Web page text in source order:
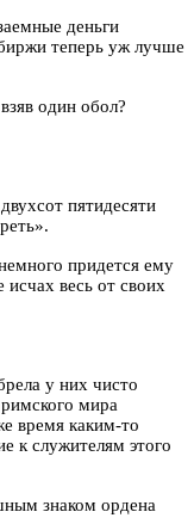
деньги
теперь уж лучше
один обол?
пятидесяти
придется ему
весь от своих
у них чисто
мира
время каким-то
к служителям этого
знаком ордена